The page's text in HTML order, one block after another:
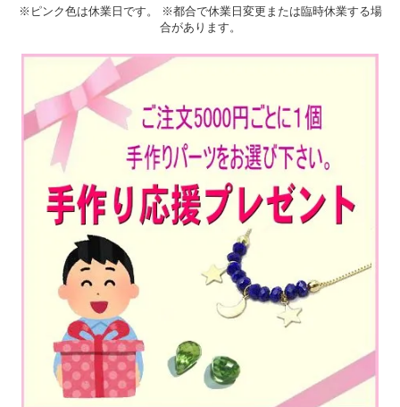
※ピンク色は休業日です。 ※都合で休業日変更または臨時休業する場
合があります。